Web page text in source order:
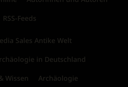
RSS-Feeds
Sales Antike Welt
in Deutschland
Wissen Archäologie